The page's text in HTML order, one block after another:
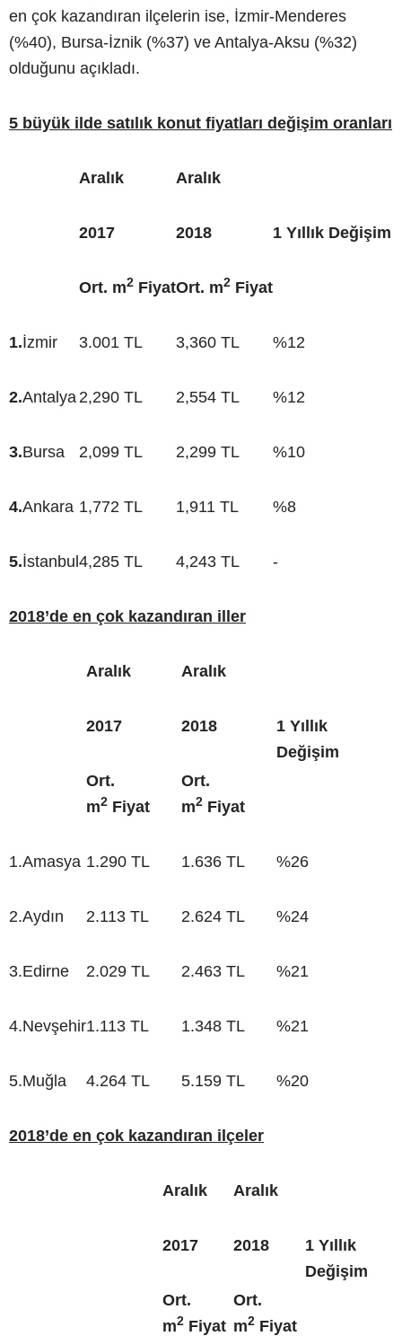
en çok kazandıran ilçelerin ise, İzmir-Menderes
(%40), Bursa-İznik (%37) ve Antalya-Aksu (%32)
olduğunu açıkladı.
5 büyük ilde satılık konut fiyatları değişim oranları
Aralık
2017
Ort. m2 Fiyat
Aralık
2018
Ort. m2 Fiyat
1 Yıllık Değişim
1.İzmir 3.001 TL 3,360 TL %12
2.Antalya 2,290 TL 2,554 TL %12
3.Bursa 2,099 TL 2,299 TL %10
4.Ankara 1,772 TL 1,911 TL %8
5.İstanbul4,285 TL 4,243 TL -
2018’de en çok kazandıran iller
Aralık
2017
Ort.
m2 Fiyat
Aralık
2018
Ort.
m2 Fiyat
1 Yıllık
Değişim
1.Amasya 1.290 TL 1.636 TL %26
2.Aydın 2.113 TL 2.624 TL %24
3.Edirne 2.029 TL 2.463 TL %21
4.Nevşehir1.113 TL 1.348 TL %21
5.Muğla 4.264 TL 5.159 TL %20
2018’de en çok kazandıran ilçeler
Aralık
2017
Ort.
m2 Fiyat
Aralık
2018
Ort.
m2 Fiyat
1 Yıllık
Değişim